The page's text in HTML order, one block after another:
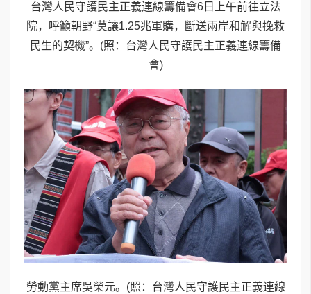
台灣人民守護民主正義連線籌備會6日上午前往立法
院，呼籲朝野“莫讓1.25兆軍購，斷送兩岸和解與挽救
民生的契機”。(照：台灣人民守護民主正義連線籌備
會)
勞動黨主席吳榮元。(照：台灣人民守護民主正義連線